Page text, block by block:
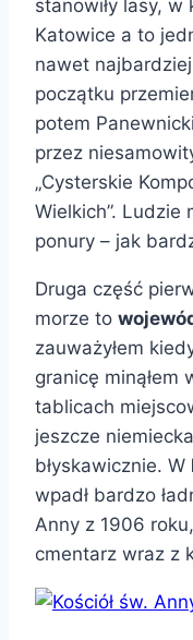
stanowiły lasy, w
Katowice a to
nawet
początku
potem
przez
„Cysterskie
Wielkich”. Ludzie
ponury – jak
Druga część
morze to
zauważyłem
granicę minąłem
tablicach
jeszcze
błyskawicznie. W
wpadł bardzo
Anny z 1906
cmentarz wraz z